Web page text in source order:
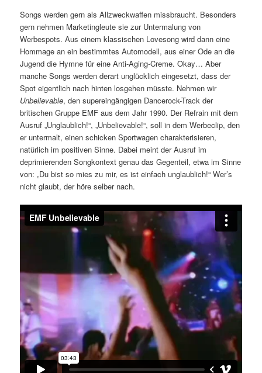
Songs werden gern als Allzweckwaffen missbraucht. Besonders
gern nehmen Marketingleute sie zur Untermalung von
Werbespots. Aus einem klassischen Lovesong wird dann eine
Hommage an ein bestimmtes Automodell, aus einer Ode an die
Jugend die Hymne für eine Anti-Aging-Creme. Okay… Aber
manche Songs werden derart unglücklich eingesetzt, dass der
Spot eigentlich nach hinten losgehen müsste. Nehmen wir
Unbelievable, den supereingängigen Dancerock-Track der
britischen Gruppe EMF aus dem Jahr 1990. Der Refrain mit dem
Ausruf „Unglaublich!“, „Unbelievable!“, soll in dem Werbeclip, den
er untermalt, einen schicken Sportwagen charakterisieren,
natürlich im positiven Sinne. Dabei meint der Ausruf im
deprimierenden Songkontext genau das Gegenteil, etwa im Sinne
von: „Du bist so mies zu mir, es ist einfach unglaublich!“ Wer’s
nicht glaubt, der höre selber nach.